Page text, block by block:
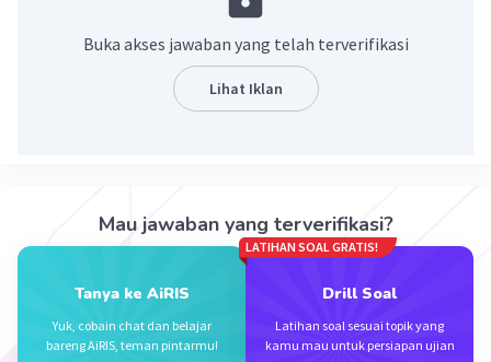
3x -10 = 3(10) -10 = 30-10= 20⁰
sudut ABC = 180-75-20= 85⁰
·0.0(0) Balas
Buka akses jawaban yang telah terverifikasi
Lihat Iklan
Mau jawaban yang terverifikasi?
Tanya ke AiRIS
Yuk, cobain chat dan belajar
bareng AiRIS, teman pintarmu!
LATIHAN SOAL GRATIS!
Drill Soal
Latihan soal sesuai topik yang
kamu mau untuk persiapan ujian